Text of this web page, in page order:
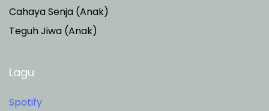
Cahaya Senja (Anak)
Teguh Jiwa (Anak)
Lagu
Spotify